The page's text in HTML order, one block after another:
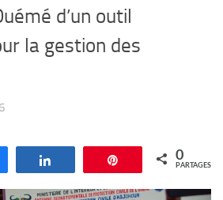
d’un outil
la gestion des
Épingle 0
PARTAGES